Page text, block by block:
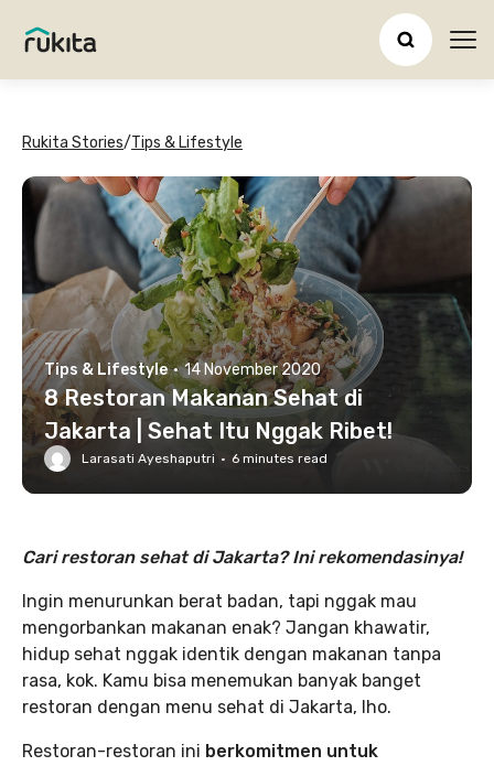
Rukita Stories/Tips & Lifestyle
Tips & Lifestyle · 14 November 2020
8 Restoran Makanan Sehat di
Jakarta | Sehat Itu Nggak Ribet!
Larasati Ayeshaputri · 6 minutes read
Cari restoran sehat di Jakarta? Ini rekomendasinya!
Ingin menurunkan berat badan, tapi nggak mau
mengorbankan makanan enak? Jangan khawatir,
hidup sehat nggak identik dengan makanan tanpa
rasa, kok. Kamu bisa menemukan banyak banget
restoran dengan menu sehat di Jakarta, lho.
Restoran-restoran ini berkomitmen untuk